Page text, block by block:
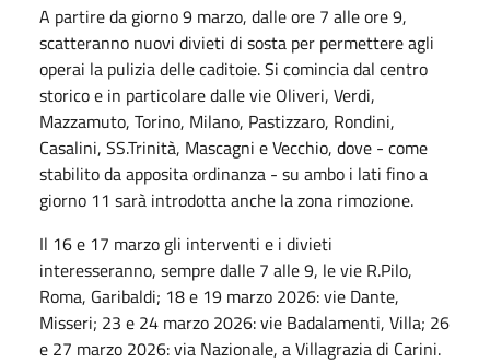
A partire da giorno 9 marzo, dalle ore 7 alle ore 9,
scatteranno nuovi divieti di sosta per permettere agli
operai la pulizia delle caditoie. Si comincia dal centro
storico e in particolare dalle vie Oliveri, Verdi,
Mazzamuto, Torino, Milano, Pastizzaro, Rondini,
Casalini, SS.Trinità, Mascagni e Vecchio, dove - come
stabilito da apposita ordinanza - su ambo i lati fino a
giorno 11 sarà introdotta anche la zona rimozione.
Il 16 e 17 marzo gli interventi e i divieti
interesseranno, sempre dalle 7 alle 9, le vie R.Pilo,
Roma, Garibaldi; 18 e 19 marzo 2026: vie Dante,
Misseri; 23 e 24 marzo 2026: vie Badalamenti, Villa; 26
e 27 marzo 2026: via Nazionale, a Villagrazia di Carini.